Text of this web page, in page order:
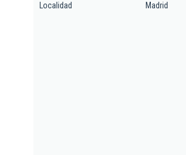
Localidad Madrid